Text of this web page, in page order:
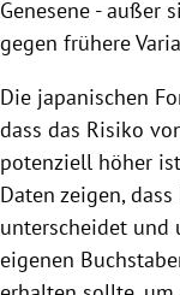
Genesene - außer
gegen frühere
Die japanischen
dass das Risiko
potenziell höher
Daten zeigen,
unterscheidet und
eigenen